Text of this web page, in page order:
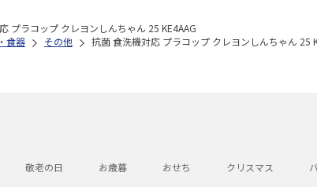
プラコップ クレヨンしんちゃん 25 KE4AAG
食器 その他 抗菌 食洗機対応 プラコップ クレヨンしんちゃん 25
敬老の日 お歳暮 おせち クリスマス